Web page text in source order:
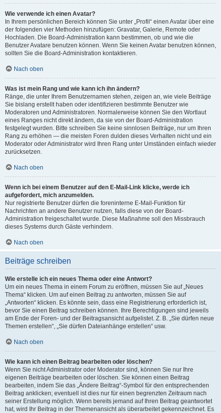
Wie verwende ich einen Avatar?
In Ihrem persönlichen Bereich können Sie unter „Profil“ einen Avatar über eine
der folgenden vier Methoden hinzufügen: Gravatar, Galerie, Remote oder
Hochladen. Die Board-Administration kann bestimmen, ob und wie die
Benutzer Avatare benutzen können. Wenn Sie keinen Avatar benutzen können,
sollten Sie die Board-Administration kontaktieren.
Nach oben
Was ist mein Rang und wie kann ich ihn ändern?
Ränge, die unter Ihrem Benutzernamen stehen, zeigen an, wie viele Beiträge
Sie bislang erstellt haben oder identifizieren bestimmte Benutzer wie
Moderatoren und Administratoren. Normalerweise können Sie den Wortlaut
eines Ranges nicht direkt ändern, da sie von der Board-Administration
festgelegt wurden. Bitte schreiben Sie keine sinnlosen Beiträge, nur um Ihren
Rang zu erhöhen — die meisten Foren dulden dieses Verhalten nicht und ein
Moderator oder Administrator wird Ihren Rang unter Umständen einfach wieder
zurücksetzen.
Nach oben
Wenn ich bei einem Benutzer auf den E-Mail-Link klicke, werde ich
aufgefordert, mich anzumelden.
Nur registrierte Benutzer dürfen die foreninterne E-Mail-Funktion für
Nachrichten an andere Benutzer nutzen, falls diese von der Board-
Administration freigeschaltet wurde. Diese Maßnahme soll den Missbrauch
dieses Systems durch Gäste verhindern.
Nach oben
Beiträge schreiben
Wie erstelle ich ein neues Thema oder eine Antwort?
Um ein neues Thema in einem Forum zu eröffnen, müssen Sie auf „Neues
Thema“ klicken. Um auf einen Beitrag zu antworten, müssen Sie auf
„Antworten“ klicken. Es könnte sein, dass eine Registrierung erforderlich ist,
bevor Sie einen Beitrag schreiben können. Ihre Berechtigungen sind jeweils
am Ende der Foren- und der Beitragsansicht aufgelistet. Z. B. „Sie dürfen neue
Themen erstellen“, „Sie dürfen Dateianhänge erstellen“ usw.
Nach oben
Wie kann ich einen Beitrag bearbeiten oder löschen?
Wenn Sie nicht Administrator oder Moderator sind, können Sie nur Ihre
eigenen Beiträge bearbeiten oder löschen. Sie können einen Beitrag
bearbeiten, indem Sie das „Ändere Beitrag“-Symbol für den entsprechenden
Beitrag anklicken; eventuell ist dies nur für einen begrenzten Zeitraum nach
seiner Erstellung möglich. Wenn bereits jemand auf Ihren Beitrag geantwortet
hat, wird Ihr Beitrag in der Themenansicht als überarbeitet gekennzeichnet. Es